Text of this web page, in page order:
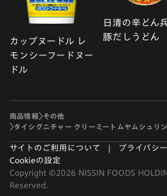
カップヌードル レ
モンシーフードヌー
ドル
日清の辛どん
豚だしうどん
商品情報
その他
タイシグニチャー クリーミートムヤムシュリ
サイトのご利用について
プライバシ
Cookieの設定
Copyright ©2026 NISSIN FOODS
Reserved.